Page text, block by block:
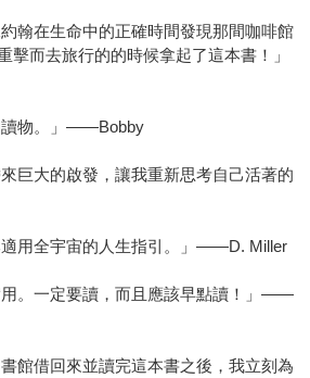
翰在生命中的正確時間發現那間咖啡館
擊而去旅行的的時候拿起了這本書！」
讀物。」——Bobby
巨大的啟發，讓我重新思考自己活著的
用全宇宙的人生指引。」——D. Miller
用。一定要讀，而且應該早點讀！」——
館借回來並讀完這本書之後，我立刻為